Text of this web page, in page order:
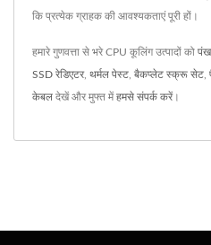
कि प्रत्येक ग्राहक की आवश्यकताएं पूरी हों।
हमारे गुणवत्ता से भरे CPU कूलिंग उत्पादों को
SSD रेडिएटर, थर्मल पेस्ट बैकप्लेट स्क्रू सेट
केबल देखें और मुफ्त मेंहमसे संपर्क करें।